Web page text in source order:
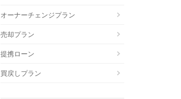
オーナーチェンジプラン
売却プラン
提携ローン
買戻しプラン